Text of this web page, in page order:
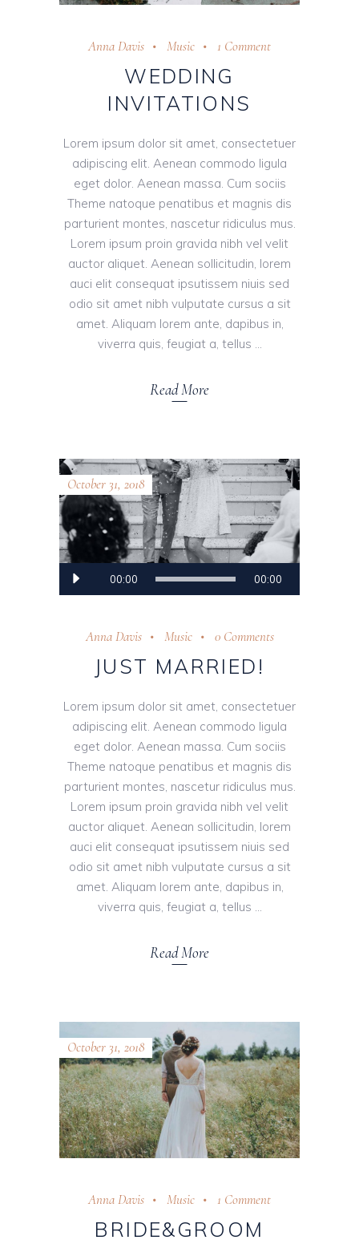
Anna Davis Music 1 Comment
WEDDING
INVITATIONS
Lorem ipsum dolor sit amet, consectetuer
adipiscing elit. Aenean commodo ligula
eget dolor. Aenean massa. Cum sociis
Theme natoque penatibus et magnis dis
parturient montes, nascetur ridiculus mus.
Lorem ipsum proin gravida nibh vel velit
auctor aliquet. Aenean sollicitudin, lorem
auci elit consequat ipsutissem niuis sed
odio sit amet nibh vulputate cursus a sit
amet. Aliquam lorem ante, dapibus in,
viverra quis, feugiat a, tellus
Read More
October 31, 2018
Audio
Player
00:00 00:00
Anna Davis Music 0 Comments
JUST MARRIED!
Lorem ipsum dolor sit amet, consectetuer
adipiscing elit. Aenean commodo ligula
eget dolor. Aenean massa. Cum sociis
Theme natoque penatibus et magnis dis
parturient montes, nascetur ridiculus mus.
Lorem ipsum proin gravida nibh vel velit
auctor aliquet. Aenean sollicitudin, lorem
auci elit consequat ipsutissem niuis sed
odio sit amet nibh vulputate cursus a sit
amet. Aliquam lorem ante, dapibus in,
viverra quis, feugiat a, tellus
Read More
October 31, 2018
Anna Davis Music 1 Comment
BRIDE&GROOM